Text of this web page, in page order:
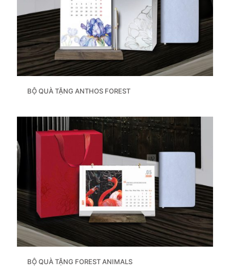
BỘ QUÀ TẶNG ANTHOS FOREST
BỘ QUÀ TẶNG FOREST ANIMALS